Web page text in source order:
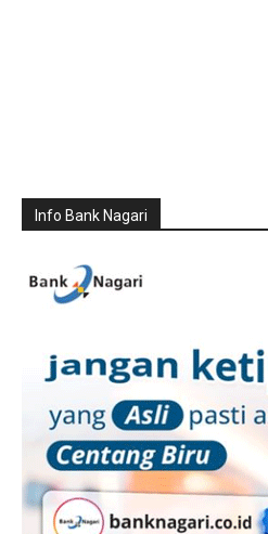
Info Bank Nagari